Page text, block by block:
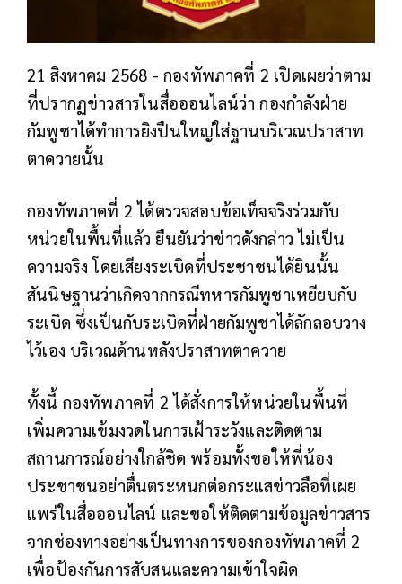
21 สิงหาคม 2568 - กองทัพภาคที่ 2 เปิดเผยว่าตาม
ที่ปรากฏข่าวสารในสื่อออนไลน์ว่า กองกำลังฝ่าย
กัมพูชาได้ทำการยิงปืนใหญ่ใส่ฐานบริเวณปราสาท
ตาควายนั้น
กองทัพภาคที่ 2 ได้ตรวจสอบข้อเท็จจริงร่วมกับ
หน่วยในพื้นที่แล้ว ยืนยันว่าข่าวดังกล่าว ไม่เป็น
ความจริง โดยเสียงระเบิดที่ประชาชนได้ยินนั้น
สันนิษฐานว่าเกิดจากกรณีทหารกัมพูชาเหยียบกับ
ระเบิด ซึ่งเป็นกับระเบิดที่ฝ่ายกัมพูชาได้ลักลอบวาง
ไว้เอง บริเวณด้านหลังปราสาทตาควาย
ทั้งนี้ กองทัพภาคที่ 2 ได้สั่งการให้หน่วยในพื้นที่
เพิ่มความเข้มงวดในการเฝ้าระวังและติดตาม
สถานการณ์อย่างใกล้ชิด พร้อมทั้งขอให้พี่น้อง
ประชาชนอย่าตื่นตระหนกต่อกระแสข่าวลือที่เผย
แพร่ในสื่อออนไลน์ และขอให้ติดตามข้อมูลข่าวสาร
จากช่องทางอย่างเป็นทางการของกองทัพภาคที่ 2
เพื่อป้องกันการสับสนและความเข้าใจผิด